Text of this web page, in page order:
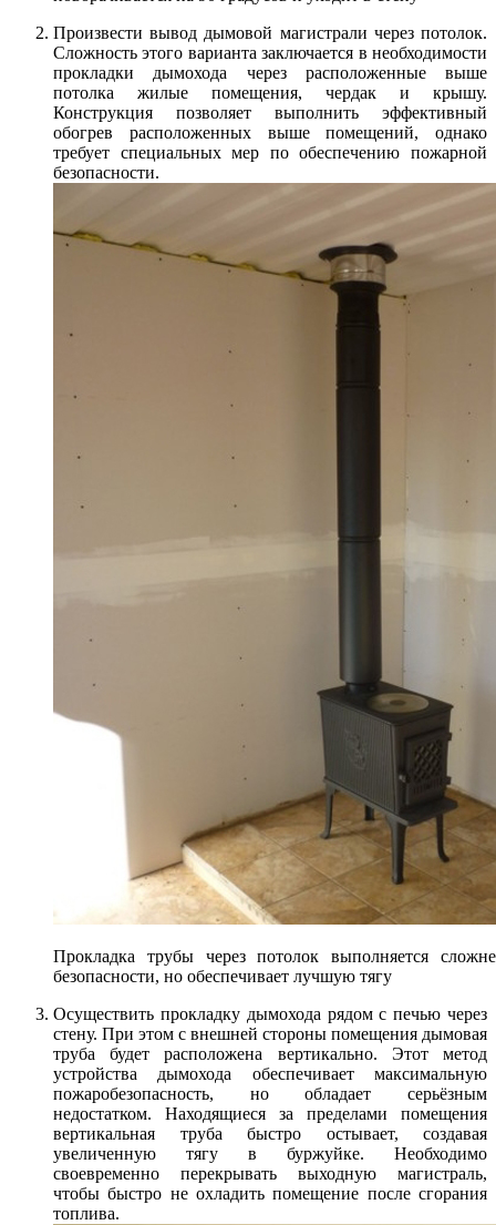
Произвести вывод дымовой магистрали через потолок.
Сложность этого варианта заключается в необходимости
прокладки дымохода через расположенные выше
потолка жилые помещения, чердак и крышу.
Конструкция позволяет выполнить эффективный
обогрев расположенных выше помещений, однако
требует специальных мер по обеспечению пожарной
безопасности.
Прокладка трубы через потолок выполняется
безопасности, но обеспечивает лучшую тягу
Осуществить прокладку дымохода рядом с печью через
стену. При этом с внешней стороны помещения дымовая
труба будет расположена вертикально. Этот метод
устройства дымохода обеспечивает максимальную
пожаробезопасность, но обладает серьёзным
недостатком. Находящиеся за пределами помещения
вертикальная труба быстро остывает, создавая
увеличенную тягу в буржуйке. Необходимо
своевременно перекрывать выходную магистраль,
чтобы быстро не охладить помещение после сгорания
топлива.